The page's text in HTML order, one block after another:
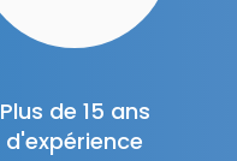
Plus de 15 ans
d'expérience